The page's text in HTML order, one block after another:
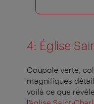
4: Église
Coupole verte,
magnifiques
voilà ce que